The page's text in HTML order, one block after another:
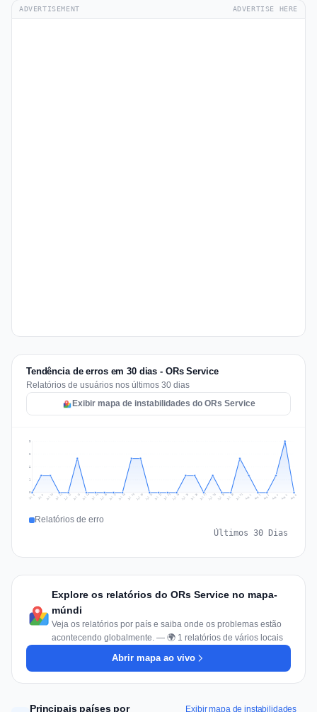
ADVERTISEMENT ADVERTISE HERE
Tendência de erros em 30 dias - ORs Service
Relatórios de usuários nos últimos 30 dias
Exibir mapa de instabilidades do ORs Service
1
2
2
3
Jul 8 Jul 9 Jul 10 Jul 11 Jul 12 Jul 13 Jul 14 Jul 15 Jul 16 Jul 17 Jul 18 Jul 19 Jul 20 Jul 21 Jul 22 Jul 23 Jul 24 Jul 25 Jul 26 Jul 27 Jul 28 Jul 29 Jul 30 Jul 31 Aug 1 Aug 2 Aug 3 Aug 4 Aug 5 Aug 6
Relatórios de erro
Últimos 30 Dias
Explore os relatórios do ORs Service no mapa-
múndi
Veja os relatórios por país e saiba onde os problemas estão
acontecendo globalmente. — 🌍 1 relatórios de vários locais
Abrir mapa ao vivo
Principais países por Exibir mapa de instabilidades